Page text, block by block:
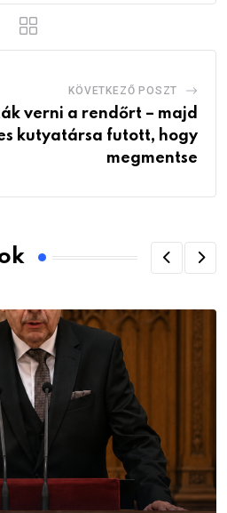
KÖVETKEZŐ POSZT
verni a rendőrt – majd
kutyatársa futott, hogy
megmentse